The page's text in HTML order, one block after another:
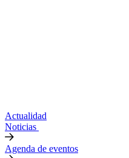
Actualidad
Noticias
Agenda de eventos